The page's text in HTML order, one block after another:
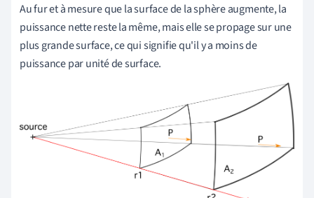
Au fur et à mesure que la surface de la sphère augmente, la
puissance nette reste la même, mais elle se propage sur une
plus grande surface, ce qui signifie qu'il y a moins de
puissance par unité de surface.